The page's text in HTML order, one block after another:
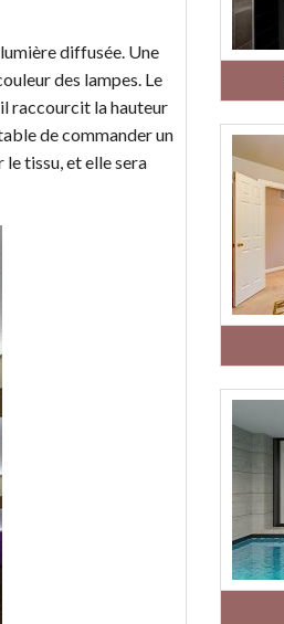
diffusée. Une
des lampes. Le
raccourcit la hauteur
de commander un
tissu, et elle sera